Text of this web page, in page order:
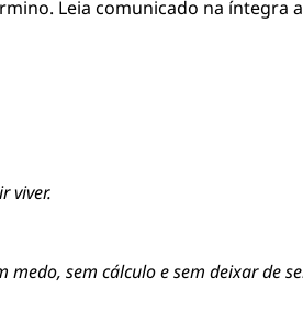
Leia comunicado na íntegra
viver.
medo, sem cálculo e sem deixar de